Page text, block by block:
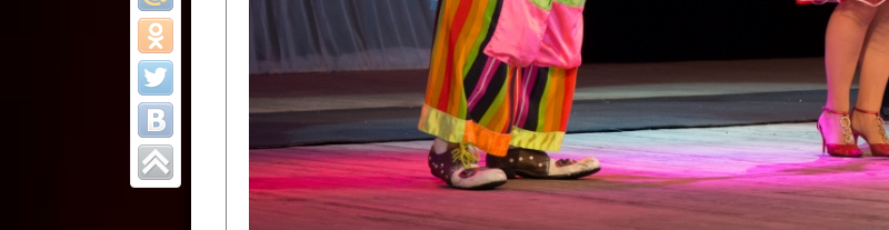
цирковых коллективов "Созвездие
Приднестровского цирка"
Участники фестиваля:
Образцовый эстрадно-цирковой коллектив «Ровесник» Дом культуры с.
Протягайловка, г. Бендеры , руководитель Рогожинер Светлана Георгиевна
Народный цирковой клоунский коллектив «Шари-вари» МУ «Культурно-
досуговый центр «Шелковик» г.Бендеры, руководители Отличные работники